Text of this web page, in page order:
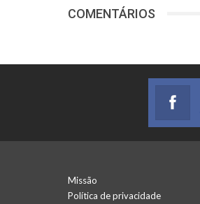
COMENTÁRIOS
Missão
Política de privacidade